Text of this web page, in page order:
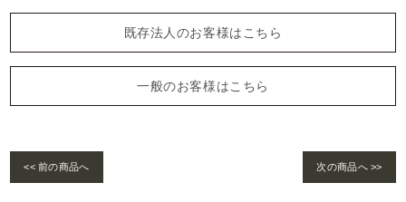
既存法人のお客様はこちら
一般のお客様はこちら
<< 前の商品へ 次の商品へ >>